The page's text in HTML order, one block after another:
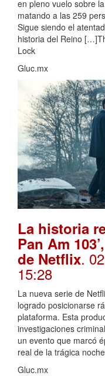
en pleno vuelo sobre
matando a las 259
Sigue siendo el
historia del Reino
Lock
Gluc.mx
La historia
Pan Am
de Netflix.
15:28
La nueva serie de
logrado posicionarse
plataforma. Esta
investigaciones
un evento que marcó
real de la trágica
Gluc.mx